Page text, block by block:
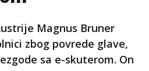
Magnus Bruner
zbog povrede glave,
sa e-skuterom. On